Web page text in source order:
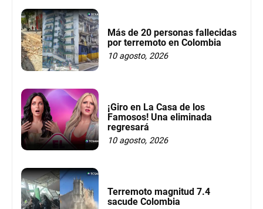
Más de 20 personas fallecidas
por terremoto en Colombia
10 agosto, 2026
¡Giro en La Casa de los
Famosos! Una eliminada
regresará
10 agosto, 2026
Terremoto magnitud 7.4
sacude Colombia